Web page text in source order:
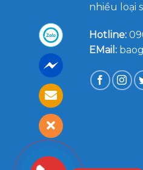
nhiều loại
Hotline:
EMail: